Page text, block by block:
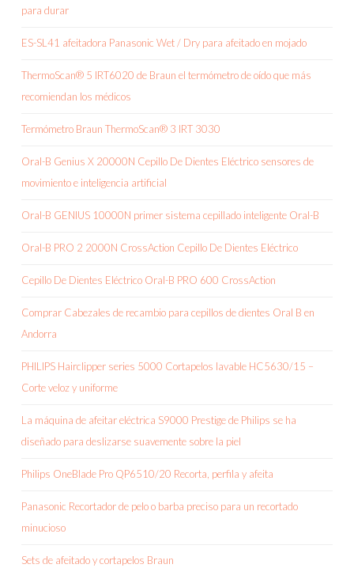
para durar
ES-SL41 afeitadora Panasonic Wet / Dry para afeitado en mojado
ThermoScan® 5 IRT6020 de Braun el termómetro de oído que más
recomiendan los médicos
Termómetro Braun ThermoScan® 3 IRT 3030
Oral-B Genius X 20000N Cepillo De Dientes Eléctrico sensores de
movimiento e inteligencia artificial
Oral-B GENIUS 10000N primer sistema cepillado inteligente Oral-B
Oral-B PRO 2 2000N CrossAction Cepillo De Dientes Eléctrico
Cepillo De Dientes Eléctrico Oral-B PRO 600 CrossAction
Comprar Cabezales de recambio para cepillos de dientes Oral B en
Andorra
PHILIPS Hairclipper series 5000 Cortapelos lavable HC5630/15 –
Corte veloz y uniforme
La máquina de afeitar eléctrica S9000 Prestige de Philips se ha
diseñado para deslizarse suavemente sobre la piel
Philips OneBlade Pro QP6510/20 Recorta, perfila y afeita
Panasonic Recortador de pelo o barba preciso para un recortado
minucioso
Sets de afeitado y cortapelos Braun